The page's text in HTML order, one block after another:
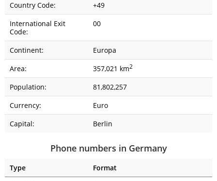
Country Code:
+49
International Exit
Code:
00
Continent:
Europa
Area:
357,021 km2
Population:
81,802,257
Currency:
Euro
Capital:
Berlin
Phone numbers in Germany
Type
Format